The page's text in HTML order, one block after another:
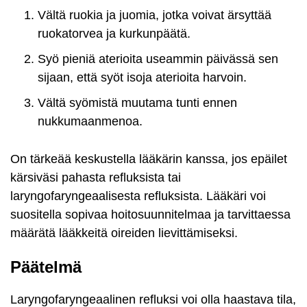
Vältä ruokia ja juomia, jotka voivat ärsyttää
ruokatorvea ja kurkunpäätä.
Syö pieniä aterioita useammin päivässä sen
sijaan, että syöt isoja aterioita harvoin.
Vältä syömistä muutama tunti ennen
nukkumaanmenoa.
On tärkeää keskustella lääkärin kanssa, jos epäilet
kärsiväsi pahasta refluksista tai
laryngofaryngeaalisesta refluksista. Lääkäri voi
suositella sopivaa hoitosuunnitelmaa ja tarvittaessa
määrätä lääkkeitä oireiden lievittämiseksi.
Päätelmä
Laryngofaryngeaalinen refluksi voi olla haastava tila,